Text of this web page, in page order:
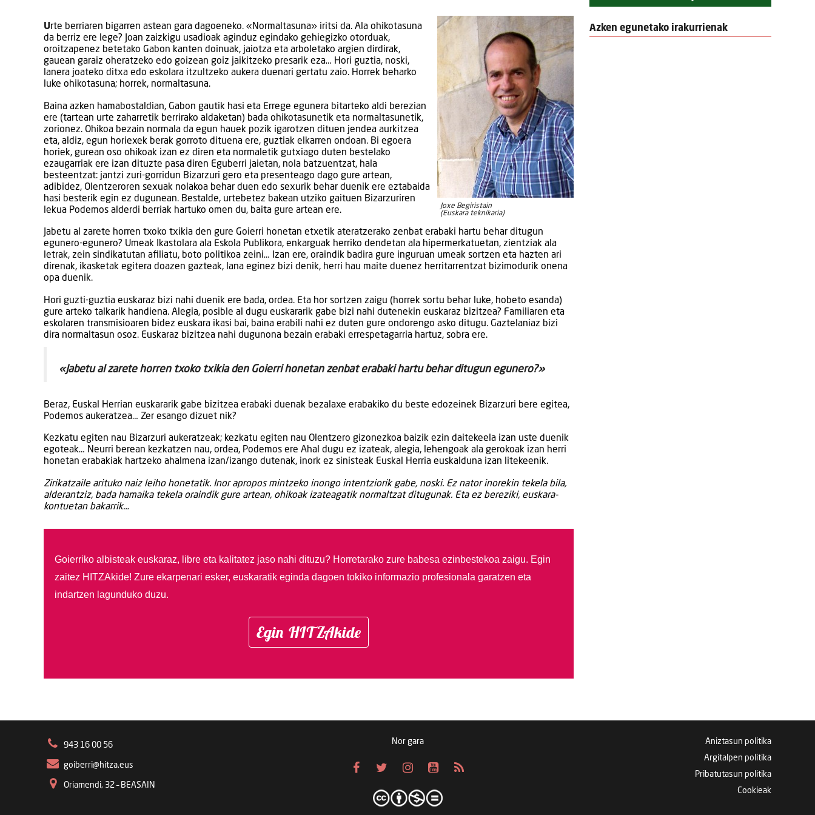
Joxe Begiristain
(Euskara teknikaria)
Urte berriaren bigarren astean gara dagoeneko. «Normaltasuna» iritsi da. Ala ohikotasuna
da berriz ere lege? Joan zaizkigu usadioak aginduz egindako gehiegizko otorduak,
oroitzapenez betetako Gabon kanten doinuak, jaiotza eta arboletako argien dirdirak,
gauean garaiz oheratzeko edo goizean goiz jaikitzeko presarik eza… Hori guztia, noski,
lanera joateko ditxa edo eskolara itzultzeko aukera duenari gertatu zaio. Horrek beharko
luke ohikotasuna; horrek, normaltasuna.
Baina azken hamabostaldian, Gabon gautik hasi eta Errege egunera bitarteko aldi berezian
ere (tartean urte zaharretik berrirako aldaketan) bada ohikotasunetik eta normaltasunetik,
zorionez. Ohikoa bezain normala da egun hauek pozik igarotzen dituen jendea aurkitzea
eta, aldiz, egun horiexek berak gorroto dituena ere, guztiak elkarren ondoan. Bi egoera
horiek, gurean oso ohikoak izan ez diren eta normaletik gutxiago duten bestelako
ezaugarriak ere izan dituzte pasa diren Eguberri jaietan, nola batzuentzat, hala
besteentzat: jantzi zuri-gorridun Bizarzuri gero eta presenteago dago gure artean,
adibidez, Olentzeroren sexuak nolakoa behar duen edo sexurik behar duenik ere eztabaida
hasi besterik egin ez dugunean. Bestalde, urtebetez bakean utziko gaituen Bizarzuriren
lekua Podemos alderdi berriak hartuko omen du, baita gure artean ere.
Jabetu al zarete horren txoko txikia den gure Goierri honetan etxetik ateratzerako zenbat erabaki hartu behar ditugun
egunero-egunero? Umeak Ikastolara ala Eskola Publikora, enkarguak herriko dendetan ala hipermerkatuetan, zientziak ala
letrak, zein sindikatutan afiliatu, boto politikoa zeini… Izan ere, oraindik badira gure inguruan umeak sortzen eta hazten ari
direnak, ikasketak egitera doazen gazteak, lana eginez bizi denik, herri hau maite duenez herritarrentzat bizimodurik onena
opa duenik.
Hori guzti-guztia euskaraz bizi nahi duenik ere bada, ordea. Eta hor sortzen zaigu (horrek sortu behar luke, hobeto esanda)
gure arteko talkarik handiena. Alegia, posible al dugu euskararik gabe bizi nahi dutenekin euskaraz bizitzea? Familiaren eta
eskolaren transmisioaren bidez euskara ikasi bai, baina erabili nahi ez duten gure ondorengo asko ditugu. Gaztelaniaz bizi
dira normaltasun osoz. Euskaraz bizitzea nahi dugunona bezain erabaki errespetagarria hartuz, sobra ere.
«Jabetu al zarete horren txoko txikia den Goierri honetan zenbat erabaki hartu behar ditugun egunero?»
Beraz, Euskal Herrian euskararik gabe bizitzea erabaki duenak bezalaxe erabakiko du beste edozeinek Bizarzuri bere egitea,
Podemos aukeratzea… Zer esango dizuet nik?
Kezkatu egiten nau Bizarzuri aukeratzeak; kezkatu egiten nau Olentzero gizonezkoa baizik ezin daitekeela izan uste duenik
egoteak… Neurri berean kezkatzen nau, ordea, Podemos ere Ahal dugu ez izateak, alegia, lehengoak ala gerokoak izan herri
honetan erabakiak hartzeko ahalmena izan/izango dutenak, inork ez sinisteak Euskal Herria euskalduna izan litekeenik.
Zirikatzaile arituko naiz leiho honetatik. Inor apropos mintzeko inongo intentziorik gabe, noski. Ez nator inorekin tekela bila,
alderantziz, bada hamaika tekela oraindik gure artean, ohikoak izateagatik normaltzat ditugunak. Eta ez bereziki, euskara-
kontuetan bakarrik…
Goierriko albisteak euskaraz, libre eta kalitatez jaso nahi dituzu? Horretarako zure babesa ezinbestekoa zaigu. Egin
zaitez HITZAkide! Zure ekarpenari esker, euskaratik eginda dagoen tokiko informazio profesionala garatzen eta
indartzen lagunduko duzu.
Egin HITZAkide
Azken egunetako irakurrienak
943 16 00 56
goiberri@hitza.eus
Oriamendi, 32 – BEASAIN
Nor gara
Aniztasun politika
Argitalpen politika
Pribatutasun politika
Cookieak